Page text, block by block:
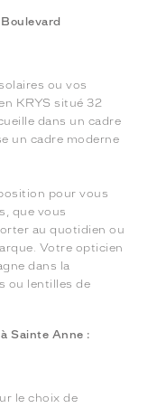
ou vos
KRYS situé 32
dans un cadre
un cadre moderne
pour vous
que vous
au quotidien ou
Votre opticien
dans la
ou lentilles de
Sainte Anne :
le choix de